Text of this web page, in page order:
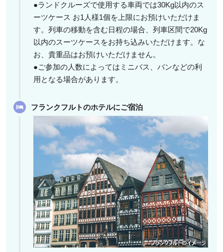
●ランドクルーズで使用する車両では30Kg以内のス
ーツケース お1人様1個を上限にお預けいただけま
す。列車の移動を含む日程の場合、列車区間で20Kg
以内のスーツケースをお持ち込みいただけます。な
お、貴重品はお預けいただけません。
●ご参加の人数によってはミニバス、バンなどの利
用となる場合があります。
フランクフルトのホテルにご宿泊